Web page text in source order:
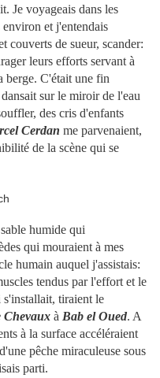
Je voyageais dans les
et j'entendais
couverts de sueur, scander:
leurs efforts servant à
berge. C'était une fin
sur le miroir de l'eau
des cris d'enfants
Cerdan me parvenaient,
de la scène qui se
humide qui
qui mouraient à mes
humain auquel j'assistais:
tendus par l'effort et le
s'installait, tiraient le
Chevaux à Bab el Oued. A
à la surface accéléraient
pêche miraculeuse sous
parti.